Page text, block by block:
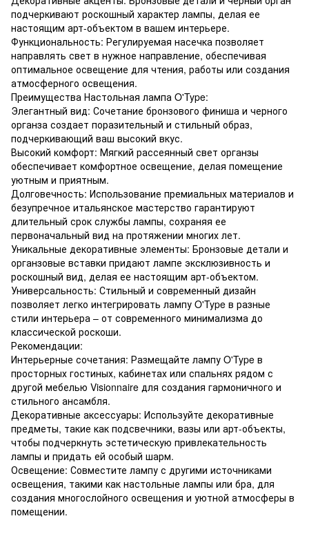
подчеркивают роскошный характер лампы, делая ее
настоящим арт-объектом в вашем интерьере.
Функциональность: Регулируемая насечка позволяет
направлять свет в нужное направление, обеспечивая
оптимальное освещение для чтения, работы или создания
атмосферного освещения.
Преимущества Настольная лампа O'Type:
Элегантный вид: Сочетание бронзового финиша и черного
органза создает поразительный и стильный образ,
подчеркивающий ваш высокий вкус.
Высокий комфорт: Мягкий рассеянный свет органзы
обеспечивает комфортное освещение, делая помещение
уютным и приятным.
Долговечность: Использование премиальных материалов и
безупречное итальянское мастерство гарантируют
длительный срок службы лампы, сохраняя ее
первоначальный вид на протяжении многих лет.
Уникальные декоративные элементы: Бронзовые детали и
органзовые вставки придают лампе эксклюзивность и
роскошный вид, делая ее настоящим арт-объектом.
Универсальность: Стильный и современный дизайн
позволяет легко интегрировать лампу O'Type в разные
стили интерьера – от современного минимализма до
классической роскоши.
Рекомендации:
Интерьерные сочетания: Размещайте лампу O'Type в
просторных гостиных, кабинетах или спальнях рядом с
другой мебелью Visionnaire для создания гармоничного и
стильного ансамбля.
Декоративные аксессуары: Используйте декоративные
предметы, такие как подсвечники, вазы или арт-объекты,
чтобы подчеркнуть эстетическую привлекательность
лампы и придать ей особый шарм.
Освещение: Совместите лампу с другими источниками
освещения, такими как настольные лампы или бра, для
создания многослойного освещения и уютной атмосферы в
помещении.